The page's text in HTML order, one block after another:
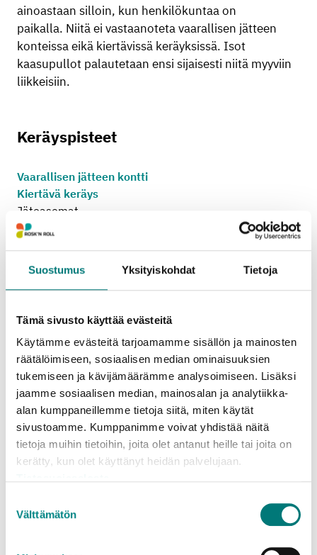
Suostumus Yksityiskohdat Tietoja
Tämä sivusto käyttää evästeitä
Käytämme evästeitä tarjoamamme sisällön ja mainosten
räätälöimiseen, sosiaalisen median ominaisuuksien
tukemiseen ja kävijämäärämme analysoimiseen. Lisäksi
jaamme sosiaalisen median, mainosalan ja analytiikka-
alan kumppaneillemme tietoja siitä, miten käytät
sivustoamme. Kumppanimme voivat yhdistää näitä
tietoja muihin tietoihin, joita olet antanut heille tai joita on
kerätty, kun olet käyttänyt heidän palvelujaan.
valinta
Välttämätön
ainoastaan silloin, kun henkilökuntaa on
paikalla. Niitä ei vastaanotetavaarallisen jätteen
konteissa eikä kiertävissä keräyksissä. Isot
kaasupullot palautetaan ensi sijaisesti niitä myyviin
liikkeisiin.
Keräyspisteet
Vaarallisen jätteen kontti
Kiertävä keräys
Jäteasemat
Yritysten vaaralliset jätteet sekä
Jäteasemahinnasto vaarallisille jätteille
alle 20 l, tutustu tarkemmin:
Vaarallisen jätteen vastaanotto
Mitä jätteelle tapahtuu?
korkelämpökäsittelyllä, jossa niistä tehdään